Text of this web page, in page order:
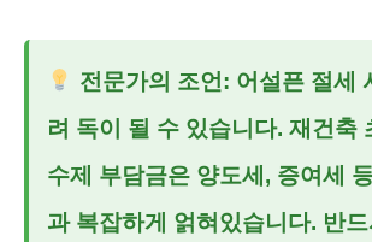
전문가의 조언: 어설픈 절세
려 독이 될 수 있습니다. 재건축
수제 부담금은 양도세, 증여세
과 복잡하게 얽혀있습니다. 반